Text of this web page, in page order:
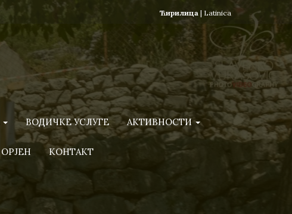
Ћирилица | Latinica
ВОДИЧКЕ УСЛУГЕ АКТИВНОСТИ
ОРЈЕН КОНТАКТ